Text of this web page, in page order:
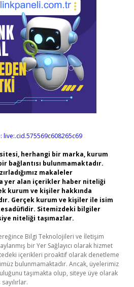
live:.cid.575569c608265c69
herhangi bir marka, kurum
bağlantısı bulunmamaktadır.
makaleler
yer alan içerikler haber niteliği
kurum ve kişiler hakkında
Gerçek kurum ve kişiler ile isim
Sitemizdeki bilgiler
niteliği taşımazlar.
Bilgi Teknolojileri ve İletişim
bir Yer Sağlayıcı olarak hizmet
içerikleri proaktif olarak denetleme
bulunmamaktadır. Ancak, üyelerimiz
taşımakta olup, siteye üye olarak